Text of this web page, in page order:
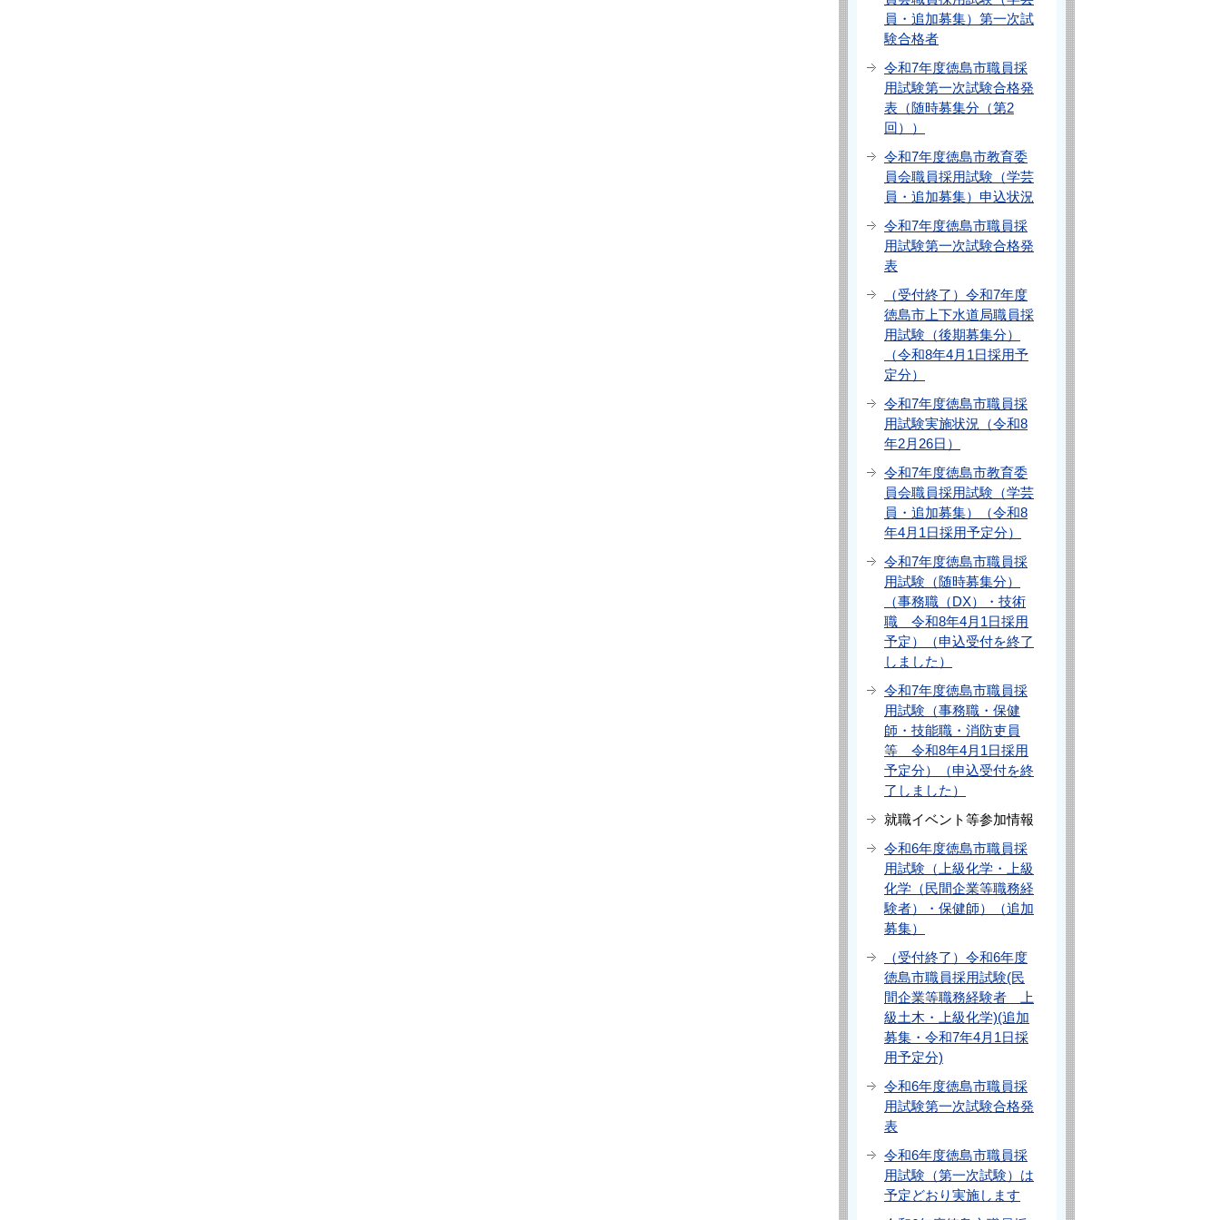
員・追加募集）第一次試
験合格者
令和7年度徳島市職員採
用試験第一次試験合格発
表（随時募集分（第2
回））
令和7年度徳島市教育委
員会職員採用試験（学芸
員・追加募集）申込状況
令和7年度徳島市職員採
用試験第一次試験合格発
表
（受付終了）令和7年度
徳島市上下水道局職員採
用試験（後期募集分）
（令和8年4月1日採用予
定分）
令和7年度徳島市職員採
用試験実施状況（令和8
年2月26日）
令和7年度徳島市教育委
員会職員採用試験（学芸
員・追加募集）（令和8
年4月1日採用予定分）
令和7年度徳島市職員採
用試験（随時募集分）
（事務職（DX）・技術
職 令和8年4月1日採用
予定）（申込受付を終了
しました）
令和7年度徳島市職員採
用試験（事務職・保健
師・技能職・消防吏員
等 令和8年4月1日採用
予定分）（申込受付を終
了しました）
就職イベント等参加情報
令和6年度徳島市職員採
用試験（上級化学・上級
化学（民間企業等職務経
験者）・保健師）（追加
募集）
（受付終了）令和6年度
徳島市職員採用試験(民
間企業等職務経験者 上
級土木・上級化学)(追加
募集・令和7年4月1日採
用予定分)
令和6年度徳島市職員採
用試験第一次試験合格発
表
令和6年度徳島市職員採
用試験（第一次試験）は
予定どおり実施します